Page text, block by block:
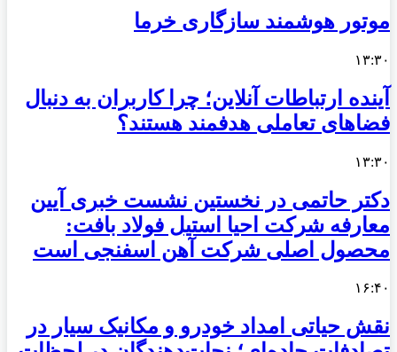
موتور هوشمند سازگاری خرما
۱۳:۳۰
آینده ارتباطات آنلاین؛ چرا کاربران به دنبال
فضاهای تعاملی هدفمند هستند؟
۱۳:۳۰
دکتر حاتمی در نخستین نشست خبری آیین
معارفه شرکت احیا استیل فولاد بافت:
محصول اصلی شرکت آهن اسفنجی است
۱۶:۴۰
نقش حیاتی امداد خودرو و مکانیک سیار در